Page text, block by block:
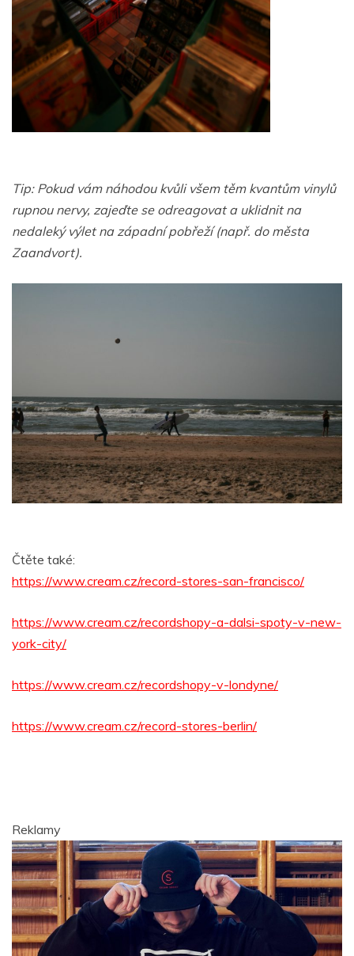
Tip: Pokud vám náhodou kvůli všem těm kvantům vinylů
rupnou nervy, zajeďte se odreagovat a uklidnit na
nedaleký výlet na západní pobřeží (např. do města
Zaandvort).
Čtěte také:
https://www.cream.cz/record-stores-san-francisco/
https://www.cream.cz/recordshopy-a-dalsi-spoty-v-new-
york-city/
https://www.cream.cz/recordshopy-v-londyne/
https://www.cream.cz/record-stores-berlin/
Reklamy